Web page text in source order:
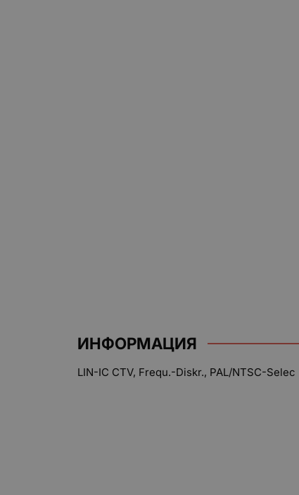
ИНФОРМАЦИЯ
LIN-IC CTV, Frequ.-Diskr., PAL/NTSC-Selec